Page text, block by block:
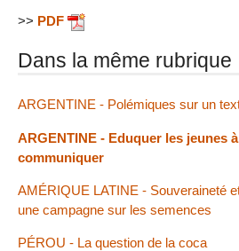
>> PDF
Dans la même rubrique
ARGENTINE - Polémiques sur un
ARGENTINE - Eduquer les jeunes
communiquer
AMÉRIQUE LATINE - Souveraineté
une campagne sur les semences
PÉROU - La question de la coca